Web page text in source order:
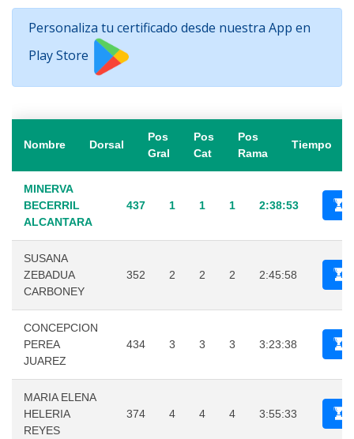
Personaliza tu certificado desde nuestra App en
Play Store
Nombre Dorsal
Pos
Gral
Pos
Cat
Pos
Rama
Tiempo
MINERVA
BECERRIL
ALCANTARA
437 1 1 1 2:38:53
SUSANA
ZEBADUA
CARBONEY
352 2 2 2 2:45:58
CONCEPCION
PEREA
JUAREZ
434 3 3 3 3:23:38
MARIA ELENA
HELERIA
REYES
374 4 4 4 3:55:33